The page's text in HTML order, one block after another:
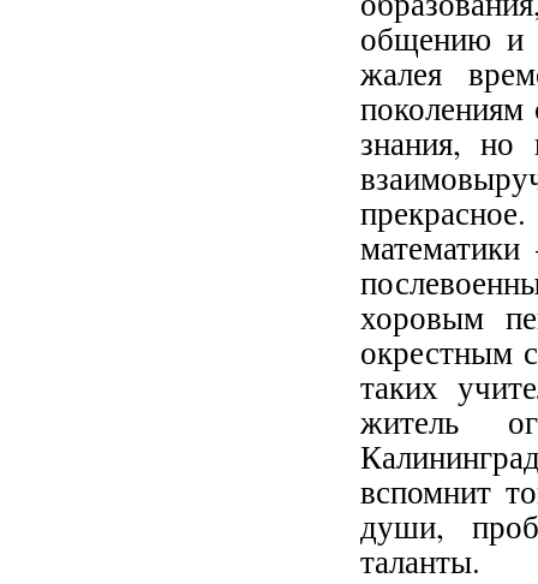
общению и
жалея
поколениям
знания, но
хоровым
окрестным
таких
житель
вспомнит
души,
таланты.